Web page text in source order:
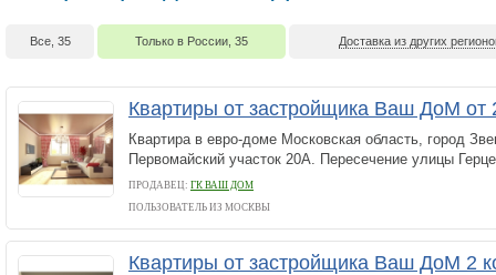
Все, 35 Только в России, 35 Доставка из других
Квартиры от застройщика Ваш ДоМ от
Квартира в евро-доме Московская область, город
Первомайский участок 20А. Пересечение улицы
ПРОДАВЕЦ: ГК ВАШ ДОМ
ПОЛЬЗОВАТЕЛЬ ИЗ МОСКВЫ
Квартиры от застройщика Ваш ДоМ 2